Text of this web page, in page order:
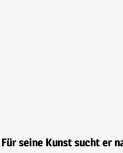
seine Kunst sucht er